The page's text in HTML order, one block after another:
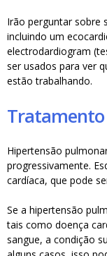
Irão perguntar sobre
incluindo um
electrodardiogram
ser usados para ver
estão trabalhando.
Hipertensão
progressivamente.
cardíaca, que pode
Se a hipertensão
tais como doença
sangue, a condição